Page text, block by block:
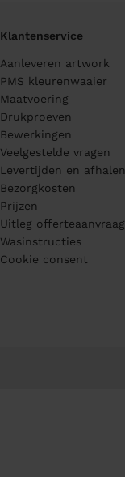
Klantenservice
Aanleveren artwork
PMS kleurenwaaier
Maatvoering
Drukproeven
Bewerkingen
Veelgestelde vragen
Levertijden en afhalen
Bezorgkosten
Prijzen
Uitleg offerteaanvraag
Wasinstructies
Cookie consent